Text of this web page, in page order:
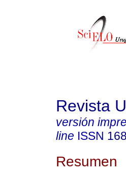
Revista
versión
line ISSN
Resumen